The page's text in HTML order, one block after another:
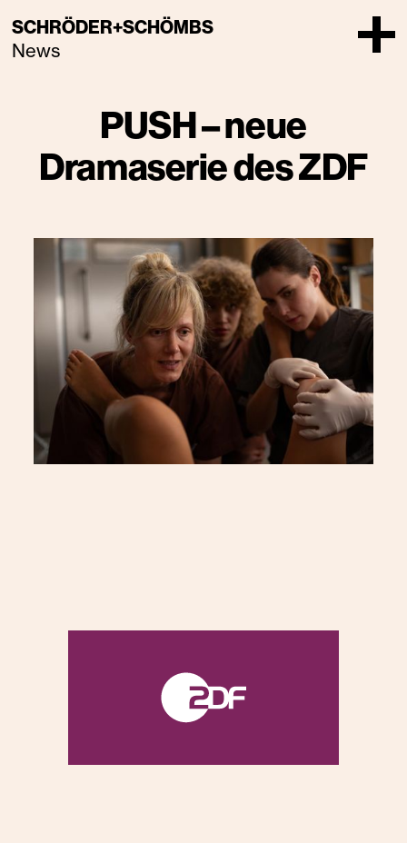
SCHRÖDER+SCHÖMBS
News
PUSH – neue
Dramaserie des ZDF